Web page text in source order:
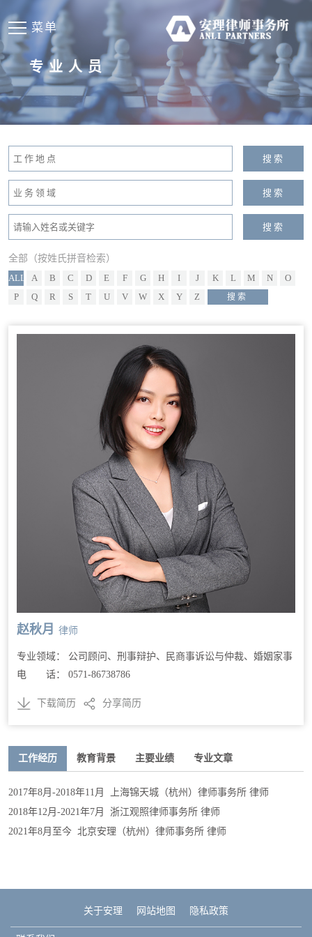
菜单
专业人员
全部（按姓氏拼音检索）
ALL
A B C D E F G H I J K L M N
O
P
Q R S T U V W X Y Z
赵秋月 律师
专业领域： 公司顾问、刑事辩护、民商事诉讼与仲裁、婚姻家事
电 话： 0571-86738786
下载简历 分享简历
工作经历 教育背景 主要业绩 专业文章
2017年8月-2018年11月 上海锦天城（杭州）律师事务所 律师
2018年12月-2021年7月 浙江观照律师事务所 律师
2021年8月至今 北京安理（杭州）律师事务所 律师
关于安理 网站地图 隐私政策